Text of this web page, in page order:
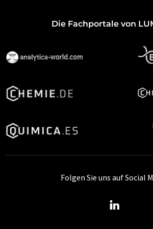
Die Fachportale von
Folgen Sie uns auf Social